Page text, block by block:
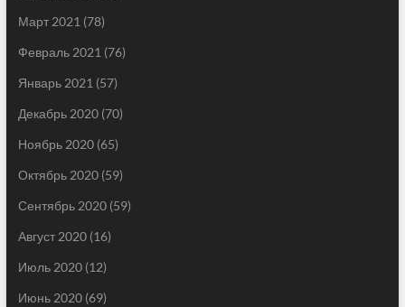
Март 2021 (78)
Февраль 2021 (76)
Январь 2021 (57)
Декабрь 2020(70)
Ноябрь 2020(65)
Октябрь 2020(59)
Сентябрь 2020(59)
Август 2020(16)
Июль 2020(12)
Июнь 2020(69)